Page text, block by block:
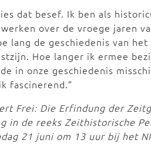
dat besef. Ik ben als
werken over de vroege jaren
lang de geschiedenis van
Hoe langer ik ermee
in onze geschiedenis
fascinerend.”
Frei: Die Erfindung der
in de reeks Zeithistorische
21 juni om 13 uur bij het